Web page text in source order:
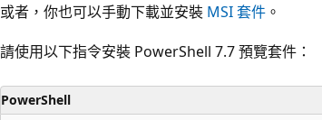
或者，你也可以手動下載並安裝 MSI 套件 。
請使用以下指令安裝 PowerShell 7.7 預覽套件：
PowerShell